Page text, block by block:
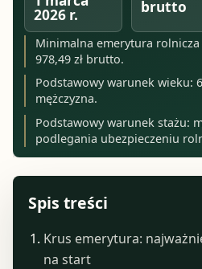
2026 r. brutto
Minimalna emerytura rolnicza
978,49 zł brutto.
Podstawowy warunek wieku:
mężczyzna.
Podstawowy warunek stażu:
podlegania ubezpieczeniu
Spis treści
Krus emerytura:
na start